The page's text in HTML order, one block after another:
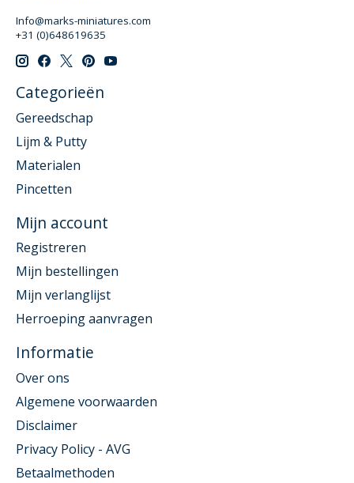
Info@marks-miniatures.com
+31 (0)648619635
Categorieën
Gereedschap
Lijm & Putty
Materialen
Pincetten
Mijn account
Registreren
Mijn bestellingen
Mijn verlanglijst
Herroeping aanvragen
Informatie
Over ons
Algemene voorwaarden
Disclaimer
Privacy Policy - AVG
Betaalmethoden